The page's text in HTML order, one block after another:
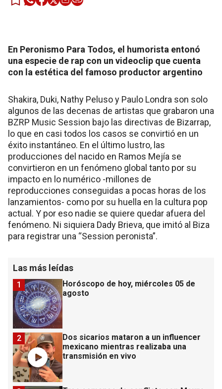
En Peronismo Para Todos, el humorista entonó
una especie de rap con un videoclip que cuenta
con la estética del famoso productor argentino
Shakira, Duki, Nathy Peluso y Paulo Londra son solo
algunos de las decenas de artistas que grabaron una
BZRP Music Session bajo las directivas de Bizarrap,
lo que en casi todos los casos se convirtió en un
éxito instantáneo. En el último lustro, las
producciones del nacido en Ramos Mejía se
convirtieron en un fenómeno global tanto por su
impacto en lo numérico -millones de
reproducciones conseguidas a pocas horas de los
lanzamientos- como por su huella en la cultura pop
actual. Y por eso nadie se quiere quedar afuera del
fenómeno. Ni siquiera Dady Brieva, que imitó al Biza
para registrar una “Session peronista”.
Las más leídas
Horóscopo de hoy, miércoles 05 de
agosto
1
Dos sicarios mataron a un influencer
mexicano mientras realizaba una
transmisión en vivo
2